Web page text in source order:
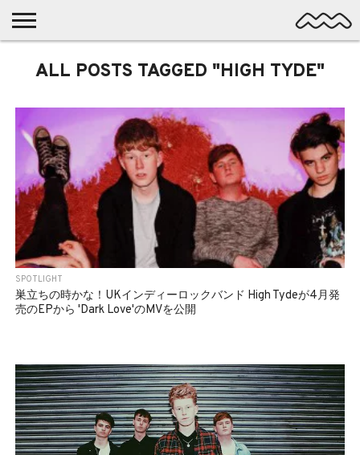
MUSIC
LATEST
POSTS
SPOTLIGHT
/ DL
DISCOVERY
ROCK
ALTERNATIVE
SSW
FOLK
PSYCH
DREAMPOP
POSTPUNK
LO-
FI
GARAGE
EXPERIMENTAL
SYNTHPOP
BEDROOM
R&B
ALL POSTS TAGGED "HIGH TYDE"
SPOTLIGHT
巣立ちの時かな！UKインディーロックバンド High Tydeが4月発
売のEPから 'Dark Love'のMVを公開